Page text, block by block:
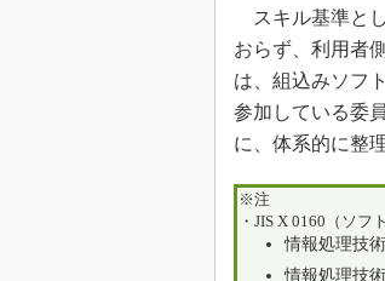
スキル基準と
おらず、利用者
は、組込みソフ
参加している委
に、体系的に整
※注
・JIS X 0160（ソフ
情報処理技
情報処理技